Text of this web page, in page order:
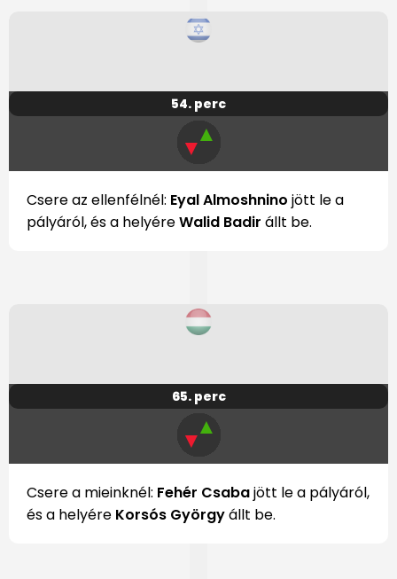
54. perc
▼▲
Csere az ellenfélnél: Eyal Almoshnino jött le a
pályáról, és a helyéreWalid Badir állt be.
65. perc
▼▲
Csere a mieinknél: Fehér Csabajött le a pályáról,
és a helyére Korsós Györgyállt be.